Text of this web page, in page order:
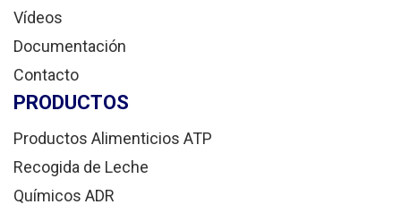
Vídeos
Documentación
Contacto
PRODUCTOS
Productos Alimenticios ATP
Recogida de Leche
Químicos ADR